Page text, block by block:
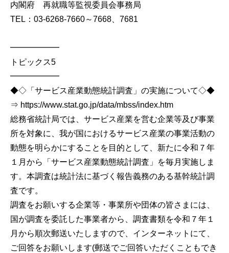
内閣府 再就職等監視委員会事務局
TEL：03-6268-7660～7668、7681
━━━━━━
トピックス5
━━━━━━
◆◇「サービス産業動態統計調査」の実施について◇◆
⇒ https://www.stat.go.jp/data/mbss/index.htm
総務省統計局では、サービス産業を営む企業等及び事業
所を対象に、我が国におけるサービス産業の事業活動の
動態を明らかにすることを目的として、新たに令和７年
１月から「サービス産業動態統計調査」を毎月実施しま
す。本調査は統計法に基づく報告義務のある基幹統計調
査です。
調査をお願いする企業等・事業所や団体の皆さまには、
国が調査を委託した事業者から、調査書類を令和７年１
月から順次郵送いたしますので、インターネットにて、
ご回答をお願いします(郵送でご回答いただくこともでき